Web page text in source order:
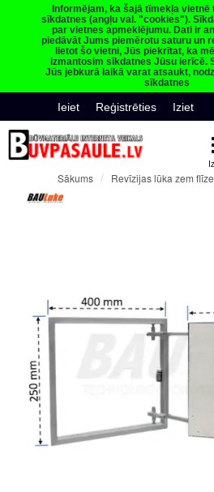
Informējam, ka šajā tīmekļa vietnē
sīkdatnes (angļu val. "cookies").
par vietnes apmeklējumu. Dati ir
piedāvāt Jums piemērotu saturu un
lietot šo vietni, Jūs piekrītat, ka
izmantosim sīkdatnes Jūsu ierīcē.
Jūs jebkurā laikā varat atsaukt,
sīkdatnes
Ieiet Reģistrēties Iziet
Sākums Revīzijas lūka zem